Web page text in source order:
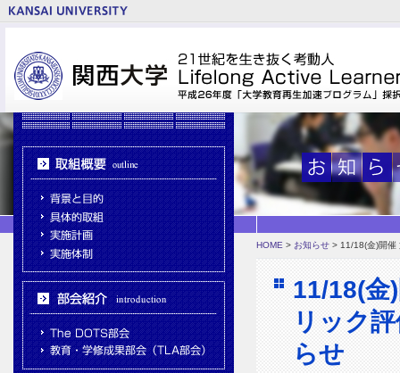
HOME > お知らせ > 11/18(金)開催
11/18(金
リック
らせ